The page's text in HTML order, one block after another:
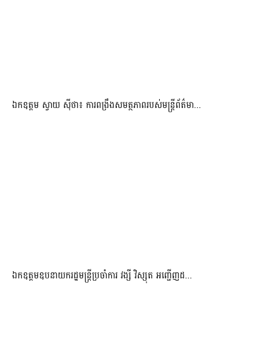
ឯកឧត្តម ស្វាយ ស៊ីថា៖ ការពង្រឹងសមត្ថភាពរបស់មន្ត្រីព័ត៌មា...
ឯកឧត្តមឧបនាយករដ្ឋមន្រ្តីប្រចាំការ វង្សី វិស្សុត អញ្ជើញដ...